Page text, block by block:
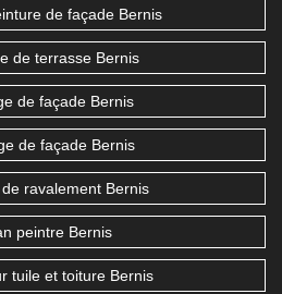
de façade Bernis
de terrasse Bernis
de façade Bernis
de façade Bernis
ravalement Bernis
peintre Bernis
tuile et toiture Bernis